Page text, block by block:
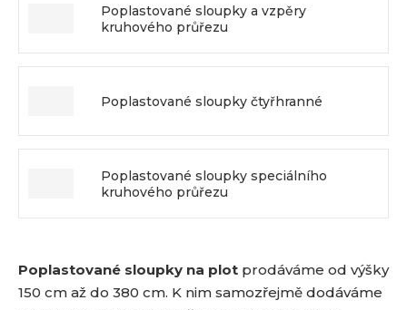
Poplastované sloupky a vzpěry
kruhového průřezu
Poplastované sloupky čtyřhranné
Poplastované sloupky speciálního
kruhového průřezu
Poplastované sloupky na plot prodáváme od výšky
150 cm až do 380 cm. K nim samozřejmě dodáváme